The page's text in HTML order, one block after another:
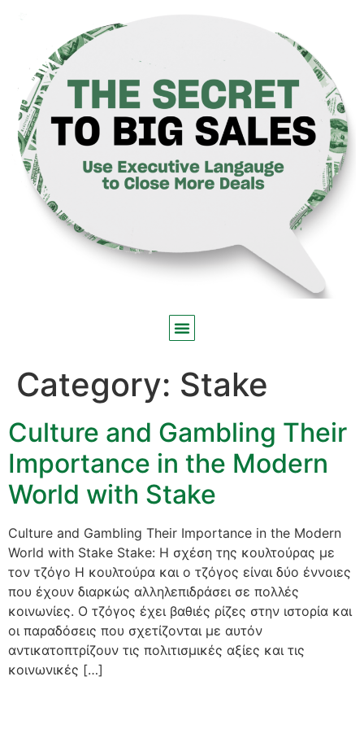
Category: Stake
Culture and Gambling Their
Importance in the Modern
World with Stake
Culture and Gambling Their Importance in the Modern
World with Stake Stake: Η σχέση της κουλτούρας με
τον τζόγο Η κουλτούρα και ο τζόγος είναι δύο έννοιες
που έχουν διαρκώς αλληλεπιδράσει σε πολλές
κοινωνίες. Ο τζόγος έχει βαθιές ρίζες στην ιστορία και
οι παραδόσεις που σχετίζονται με αυτόν
αντικατοπτρίζουν τις πολιτισμικές αξίες και τις
κοινωνικές […]